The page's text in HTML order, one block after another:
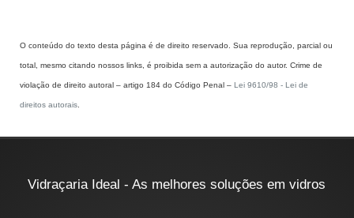
O conteúdo do texto desta página é de direito reservado. Sua reprodução, parcial ou
total, mesmo citando nossos links, é proibida sem a autorização do autor. Crime de
violação de direito autoral – artigo 184 do Código Penal – Lei 9610/98 - Lei de
direitos autorais
Vidraçaria Ideal - As melhores soluções em vidros